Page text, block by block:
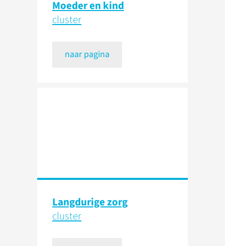
Moeder en kind
cluster
naar pagina
Langdurige zorg
cluster